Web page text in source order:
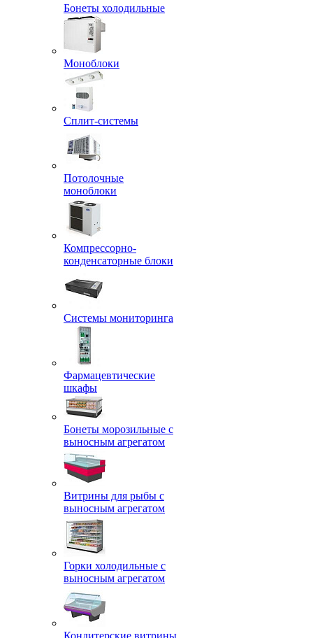
Бонеты холодильные
Моноблоки
Сплит-системы
Потолочные
моноблоки
Компрессорно-
конденсаторные блоки
Системы мониторинга
Фармацевтические
шкафы
Бонеты морозильные с
выносным агрегатом
Витрины для рыбы с
выносным агрегатом
Горки холодильные с
выносным агрегатом
Кондитерские витрины